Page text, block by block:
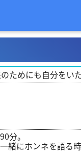
ためにも自分をい
分。
緒にホンネを語る